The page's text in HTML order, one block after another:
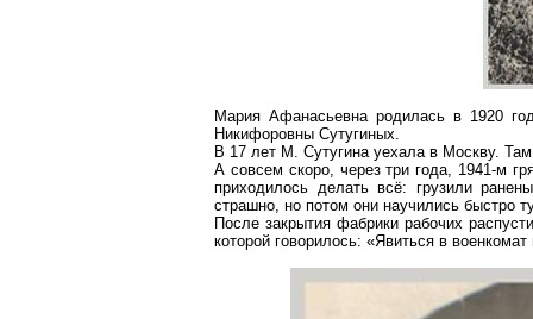
Мария Афанасьевна родилась в 1920
Никифоровны Сутугиных.
В 17 лет М. Сутугина уехала в Москву.
А совсем скоро, через три года, 1941-м
приходилось делать всё: грузили
страшно, но потом они научились быстро
После закрытия фабрики рабочих
которой говорилось: «Явиться в